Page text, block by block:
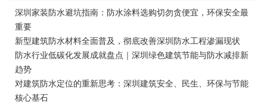
深圳家装防水避坑指南：防水涂料选购切勿贪便宜，环保安全最
重要
新型建筑防水材料全面普及，彻底改善深圳防水工程渗漏现状
防水行业低碳化发展成就盘点｜深圳绿色建筑节能与防水减排新
趋势
对建筑防水定位的重新思考：深圳建筑安全、民生、环保与节能
核心基石